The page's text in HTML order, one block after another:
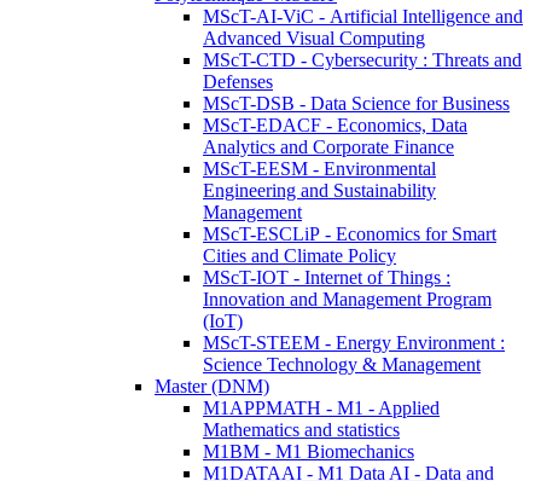
MScT-AI-ViC - Artificial Intelligence and
Advanced Visual Computing
MScT-CTD - Cybersecurity : Threats and
Defenses
MScT-DSB - Data Science for Business
MScT-EDACF - Economics, Data
Analytics and Corporate Finance
MScT-EESM - Environmental
Engineering and Sustainability
Management
MScT-ESCLiP - Economics for Smart
Cities and Climate Policy
MScT-IOT - Internet of Things :
Innovation and Management Program
(IoT)
MScT-STEEM - Energy Environment :
Science Technology & Management
Master (DNM)
M1APPMATH - M1 - Applied
Mathematics and statistics
M1BM - M1 Biomechanics
M1DATAAI - M1 Data AI - Data and